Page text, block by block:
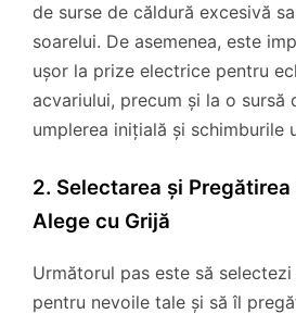
de surse de căldură excesivă
soarelui. De asemenea, este
ușor la prize electrice pentru
acvariului, precum și la o sursă
umplerea inițială și schimburile
2. Selectarea și
Alege cu Grijă
Următorul pas este să
pentru nevoile tale și să îl